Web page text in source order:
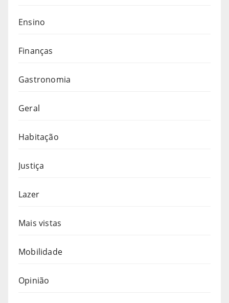
Ensino
Finanças
Gastronomia
Geral
Habitação
Justiça
Lazer
Mais vistas
Mobilidade
Opinião